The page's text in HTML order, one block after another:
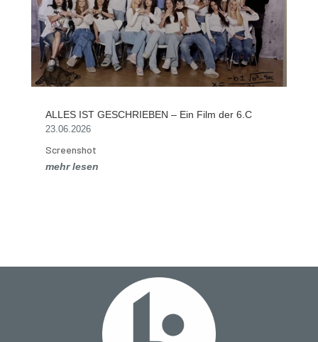
ALLES IST GESCHRIEBEN – Ein Film der 6.C
23.06.2026
Screenshot
mehr lesen